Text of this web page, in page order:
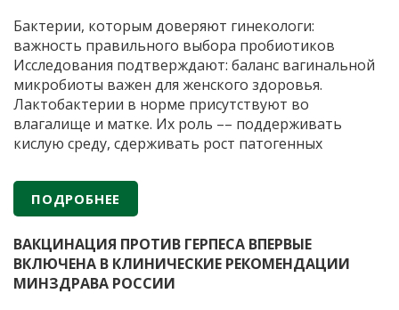
лет
научных
разработок
и
производства
пробиотических
препаратов
Бактерии, которым доверяют гинекологи:
важность правильного выбора пробиотиков
Исследования подтверждают: баланс вагинальной
микробиоты важен для женского здоровья.
Лактобактерии в норме присутствуют во
влагалище и матке. Их роль –– поддерживать
кислую среду, сдерживать рост патогенных
Когда лактобактерий недостаточно из-за приема
антибиотиков или гормональных сбоев, могут
помочь препараты с пробиотиками. Важно, чтобы
ПОДРОБНЕЕ
ВАКЦИНАЦИЯ ПРОТИВ ГЕРПЕСА ВПЕРВЫЕ
ВКЛЮЧЕНА В КЛИНИЧЕСКИЕ РЕКОМЕНДАЦИИ
МИНЗДРАВА РОССИИ